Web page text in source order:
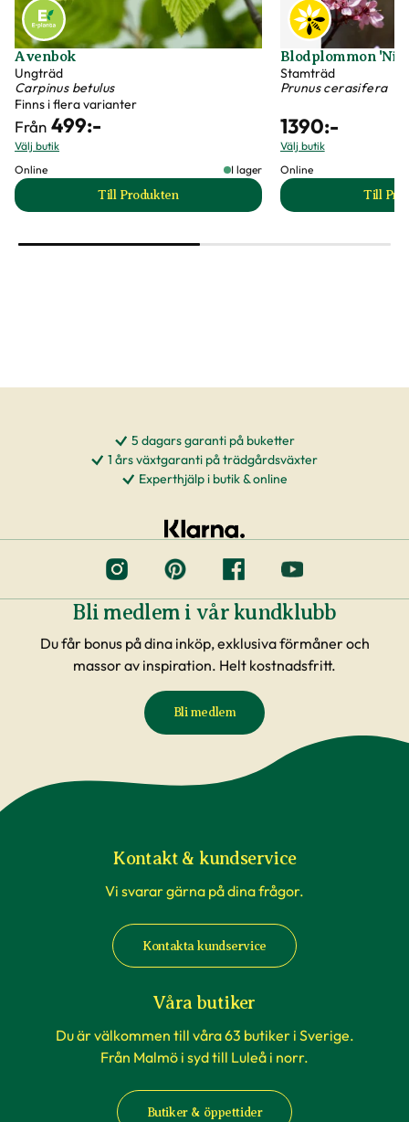
Avenbok
Ungträd
Carpinus betulus
Finns i flera varianter
Från 499:-
Välj butik
Online
I lager
Till Produkten
till Avenbok produktsida
Blodplommon
Stamträd
Prunus cerasifera
1390:-
Välj butik
Online
Till
5 dagars garanti på buketter
1 års växtgaranti på trädgårdsväxter
Experthjälp i butik & online
Bli medlem i vår kundklubb
Du får bonus på dina inköp, exklusiva förmåner och
massor av inspiration. Helt kostnadsfritt.
Bli medlem
Kontakt & kundservice
Vi svarar gärna på dina frågor.
Kontakta kundservice
Våra butiker
Du är välkommen till våra 63 butiker i Sverige.
Från Malmö i syd till Luleå i norr.
Butiker & öppettider